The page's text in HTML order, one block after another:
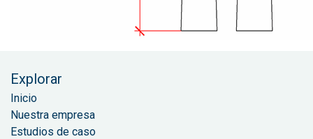
Explorar
Inicio
Nuestra empresa
Estudios de caso